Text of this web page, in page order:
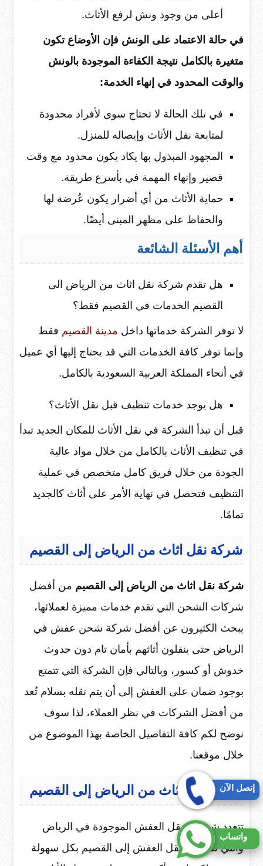
أعلى من وجود ونش لرفع الأثاث.
في حالة الاعتماد على الونش فإن الأوضاع تكون
متغيرة بالكامل نتيجة الكفاءة الموجودة بالونش
والوقت المحدود في إنهاء الخدمة:
في تلك الحالة لا تحتاج سوى لأفراد محدودة
لمتابعة نقل الأثاث وإيصاله للمنزل.
المجهود المبذول بها يكاد يكون محدود مع وقت
قصير وإنهاء المهمة في بأسرع طريقة.
حماية الأثاث من أي أضرار يكون عُرضة لها
والحفاظ على مظهر المبنى أيضًا.
أهم الأسئلة الشائعة
هل تقدم شركة نقل اثاث من الرياض الى
القصيم الخدمات في القصيم فقط؟
لا توفر الشركة خدماتها داخل مدينة القصيم فقط
وإنما توفر كافة الخدمات التي قد يحتاج إليها أي عميل
في أنحاء المملكة العربية السعودية بالكامل.
هل يوجد خدمات تنظيف قبل نقل الأثاث؟
قبل أن تبدأ الشركة في نقل الأثاث للمكان الجديد تبدأ
في تنظيف الأثاث بالكامل من خلال مواد عالية
الجودة من خلال فريق كامل متخصص في عملية
التنظيف فتحصل في نهاية الأمر على أثاث كالجديد
تمامًا.
شركة نقل اثاث من الرياض إلى القصيم
شركة نقل اثاث من الرياض إلى القصيم من أفضل
شركات الشحن التي تقدم خدمات مميزة لعملائها،
يبحث الكثيرون عن أفضل شركة شحن عفش في
الرياض حتى ينقلون أثاثهم بأمان تام دون حدوث
خدوش أو كسور، وبالتالي فإن الشركة التي تتمتع
بوجود ضمان على العفش إلى أن يتم نقله بسلام تُعد
من أفضل الشركات في نظر العملاء، لذا سوف
نوضح لكم كافة التفاصيل الخاصة بهذا الموضوع من
خلال موقعنا.
شركة نقل اثاث من الرياض إلى القصيم
تتعدد شركات نقل العفش الموجودة في الرياض
والتي تستطيع نقل العفش إلى القصيم بكل سهولة
واتساب
إتصل الآن